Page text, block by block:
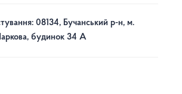
08134, Бучанський р-н, м.
будинок 34 А